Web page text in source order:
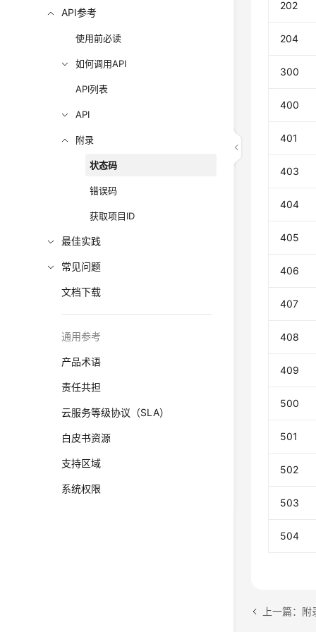
API参考
使用前必读
如何调用API
API列表
API
附录
状态码
错误码
获取项目ID
最佳实践
常见问题
文档下载
通用参考
产品术语
责任共担
云服务等级协议（SLA）
白皮书资源
支持区域
系统权限
202
204
300
400
401
403
404
405
406
407
408
409
500
501
502
503
504
上一篇：附